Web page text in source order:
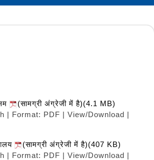
(सामग्री अंग्रेजी में है)(4.1 MB)
| Format: PDF | View/Download |
(सामग्री अंग्रेजी में है)(407 KB)
| Format: PDF | View/Download |